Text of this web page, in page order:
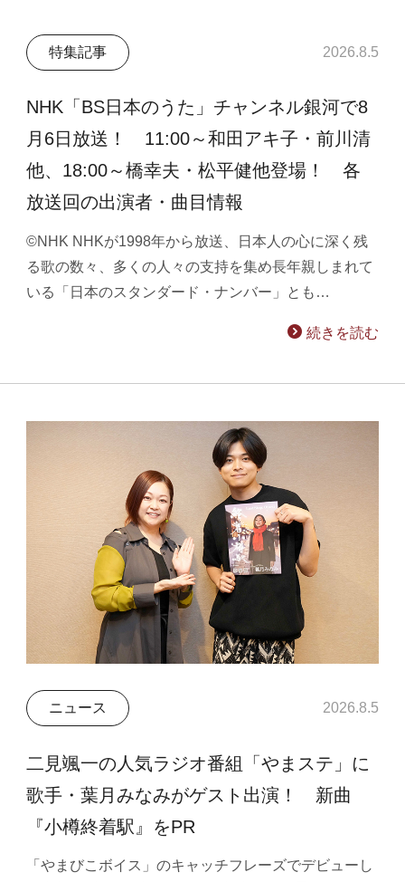
特集記事 2026.8.5
NHK「BS日本のうた」チャンネル銀河で8
月6日放送！ 11:00～和田アキ子・前川清
他、18:00～橋幸夫・松平健他登場！ 各
放送回の出演者・曲目情報
©NHK NHKが1998年から放送、日本人の心に深く残
る歌の数々、多くの人々の支持を集め長年親しまれて
いる「日本のスタンダード・ナンバー」とも…
続きを読む
ニュース 2026.8.5
二見颯一の人気ラジオ番組「やまステ」に
歌手・葉月みなみがゲスト出演！ 新曲
『小樽終着駅』をPR
「やまびこボイス」のキャッチフレーズでデビューし